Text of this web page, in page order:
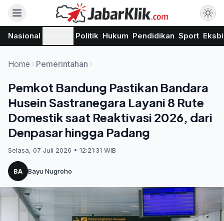
Nasional Politik Hukum Pendidikan Sport
Home Pemerintahan
Pemkot Bandung Pastikan Bandara
Husein Sastranegara Layani 8 Rute
Domestik saat Reaktivasi 2026, dari
Denpasar hingga Padang
Selasa, 07 Juli 2026 • 12:21:31 WIB
BA Bayu Nugroho